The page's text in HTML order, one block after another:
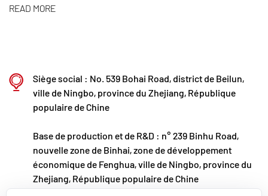
fabrication automatisée standardisée et à un
permanence les tendances du marché mondial et
exploitons les canaux numériques pour proposer
nos clients du monde entier.
Ningbo • Base de R&D et de production de Fenghua
Avec un investissement total de 200 millions de
READ MORE
Siège social : No. 539 Bohai Road, district de Beilun,
ville de Ningbo, province du Zhejiang, République
populaire de Chine
Base de production et de R&D : n° 239 Binhu Road,
nouvelle zone de Binhai, zone de développement
économique de Fenghua, ville de Ningbo, province du
Zhejiang, République populaire de Chine